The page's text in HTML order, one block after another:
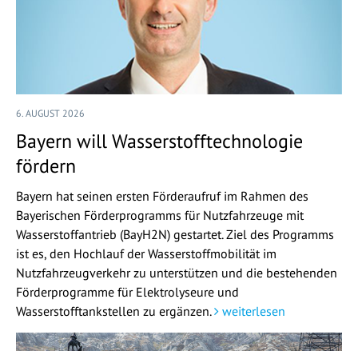
6. AUGUST 2026
Bayern will Wasserstofftechnologie
fördern
Bayern hat seinen ersten Förderaufruf im Rahmen des
Bayerischen Förderprogramms für Nutzfahrzeuge mit
Wasserstoffantrieb (BayH2N) gestartet. Ziel des Programms
ist es, den Hochlauf der Wasserstoffmobilität im
Nutzfahrzeugverkehr zu unterstützen und die bestehenden
Förderprogramme für Elektrolyseure und
Wasserstofftankstellen zu ergänzen.
weiterlesen